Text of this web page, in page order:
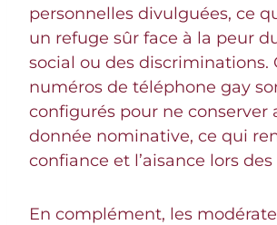
personnelles divulguées, ce
un refuge sûr face à la peur
social ou des discriminations.
numéros de téléphone gay
configurés pour ne conserver
donnée nominative, ce qui
confiance et l’aisance lors
En complément, les